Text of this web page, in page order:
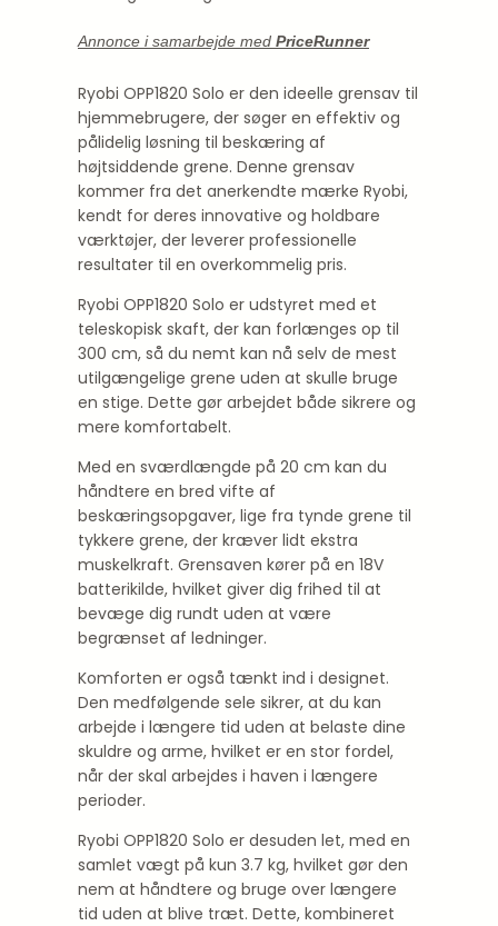
Annonce i samarbejde med PriceRunner
Ryobi OPP1820 Solo er den ideelle grensav til
hjemmebrugere, der søger en effektiv og
pålidelig løsning til beskæring af
højtsiddende grene. Denne grensav
kommer fra det anerkendte mærke Ryobi,
kendt for deres innovative og holdbare
værktøjer, der leverer professionelle
resultater til en overkommelig pris.
Ryobi OPP1820 Solo er udstyret med et
teleskopisk skaft, der kan forlænges op til
300 cm, så du nemt kan nå selv de mest
utilgængelige grene uden at skulle bruge
en stige. Dette gør arbejdet både sikrere og
mere komfortabelt.
Med en sværdlængde på 20 cm kan du
håndtere en bred vifte af
beskæringsopgaver, lige fra tynde grene til
tykkere grene, der kræver lidt ekstra
muskelkraft. Grensaven kører på en 18V
batterikilde, hvilket giver dig frihed til at
bevæge dig rundt uden at være
begrænset af ledninger.
Komforten er også tænkt ind i designet.
Den medfølgende sele sikrer, at du kan
arbejde i længere tid uden at belaste dine
skuldre og arme, hvilket er en stor fordel,
når der skal arbejdes i haven i længere
perioder.
Ryobi OPP1820 Solo er desuden let, med en
samlet vægt på kun 3.7 kg, hvilket gør den
nem at håndtere og bruge over længere
tid uden at blive træt. Dette, kombineret